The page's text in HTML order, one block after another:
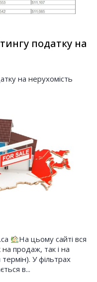
податку на
на нерухомість
На цьому сайті вся
продаж, так і на
У фільтрах
в...